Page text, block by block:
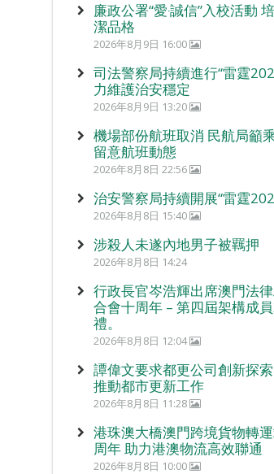
廉政公署“愛‧誠信”入校活動
潔品格
2026年8月9日 16:00
司法警察局持續進行“雷霆
力維護治安穩定
2026年8月9日 13:20
機場部份航班取消 民航局籲
留意航班動態
2026年8月8日 22:56
治安警察局持續開展“雷霆
2026年8月8日 15:40
涉殺人未遂內地男子被羈押
2026年8月8日 14:24
行政長官岑浩輝出席澳門法
合會十周年 – 第四屆架構成
禮。
2026年8月8日 12:04
譚偉文要求都更公司創新探
推動都市更新工作
2026年8月8日 11:28
港珠澳大橋澳門跨境貨物轉
周年 助力港澳物流高效聯通
2026年8月8日 10:00